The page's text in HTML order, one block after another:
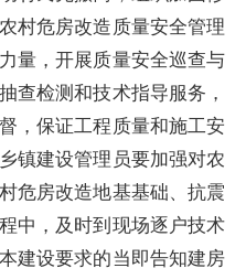
村危房改造质量安全管理
量，开展质量安全巡查与
查检测和技术指导服务，
，保证工程质量和施工安
镇建设管理员要加强对农
危房改造地基基础、抗震
中，及时到现场逐户技术
建设要求的当即告知建房